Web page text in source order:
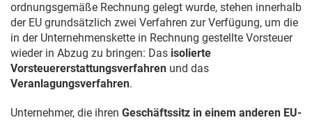
ordnungsgemäße Rechnung gelegt wurde, stehen innerhalb
der EU grundsätzlich zwei Verfahren zur Verfügung, um die
in der Unternehmenskette in Rechnung gestellte Vorsteuer
wieder in Abzug zu bringen: Das isolierte
Vorsteuererstattungsverfahren und das
Veranlagungsverfahren.
Unternehmer, die ihren Geschäftssitz in einem anderen EU-